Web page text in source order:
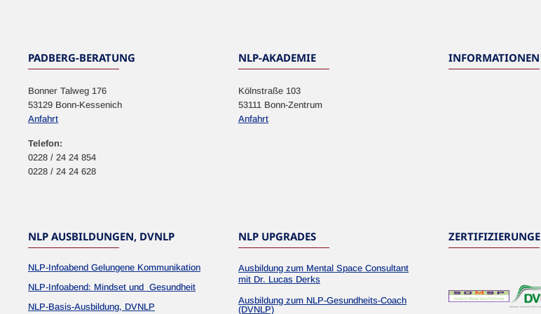
PADBERG-BERATUNG
Bonner Talweg 176
53129 Bonn-Kessenich
Anfahrt
Telefon:
0228 / 24 24 854
0228 / 24 24 628
NLP-AKADEMIE
Kölnstraße 103
53111 Bonn-Zentrum
Anfahrt
INFORMATIONEN
NLP AUSBILDUNGEN, DVNLP
NLP-Infoabend Gelungene Kommunikation
NLP-Infoabend: Mindset und Gesundheit
NLP-Basis-Ausbildung, DVNLP
NLP UPGRADES
Ausbildung zum Mental Space Consultant
mit Dr. Lucas Derks
Ausbildung zum NLP-Gesundheits-Coach
(DVNLP)